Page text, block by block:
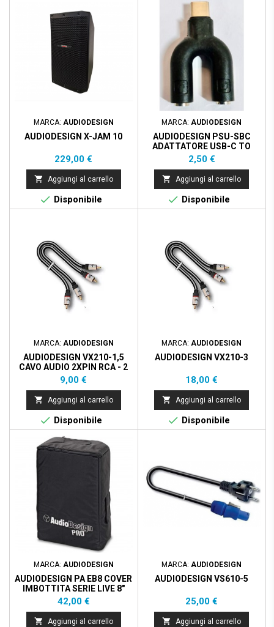
MARCA: AUDIODESIGN
AUDIODESIGN X-JAM 10
Prezzo
229,00 €
 Aggiungi al carrello
 Disponibile
MARCA: AUDIODESIGN
AUDIODESIGN PSU-SBC
ADATTATORE USB-C TO
MINI JACK 3,5 FEMM.
Prezzo
2,50 €
 Aggiungi al carrello
 Disponibile
MARCA: AUDIODESIGN
AUDIODESIGN VX210-1,5
CAVO AUDIO 2XPIN RCA - 2
XPIN RCA - 1.5M
Prezzo
9,00 €
 Aggiungi al carrello
 Disponibile
MARCA:AUDIODESIGN
AUDIODESIGN VX210-3
Prezzo
18,00 €
 Aggiungi al carrello
 Disponibile
MARCA: AUDIODESIGN
AUDIODESIGN PA EB8 COVER
IMBOTTITA SERIE LIVE 8"
Prezzo
42,00 €
 Aggiungi al carrello
MARCA: AUDIODESIGN
AUDIODESIGN VS610-5
Prezzo
25,00 €
 Aggiungi al carrello